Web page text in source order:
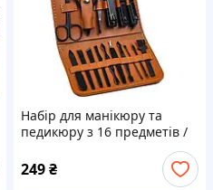
Набір для манікюру та
педикюру з 16 предметів /
інструментів 16 в 1 з
нержавіючої сталі у футлярі
249₴